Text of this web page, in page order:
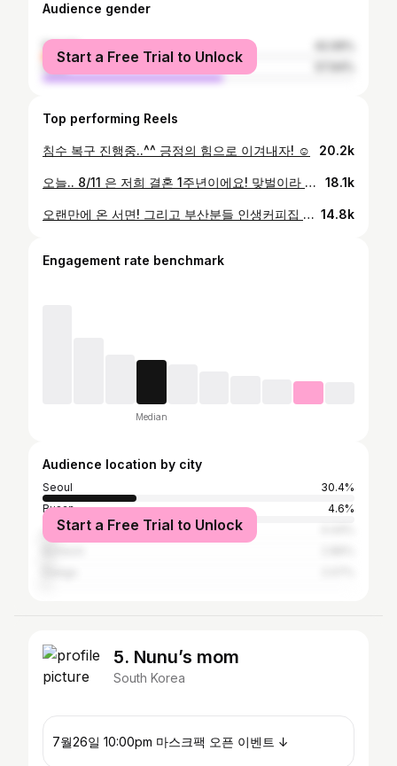
Audience gender
female
male
Start a Free Trial to Unlock
Top performing Reels
침수 복구 진행중..^^ 긍정의 힘으로 이겨내자! ☺️ 20.2k
오늘.. 8/11 은 저희 결혼 1주년이에요! 맞벌이라 주말에 1박으로 미리 부산 다녀왔다능 🙈 18.1k
오랜만에 온 서면! 그리고 부산분들 인생커피집 @naive_brewers 필터커피 중에서 어짜구저쩌구 바나나 꼭 드세요… 말도안되게 맛남 🥹 14.8k
Engagement rate benchmark
Median
Audience location by city
Seoul
30.4%
Busan
4.6%
JejuStart a Free Trial to Unlock
5. Nunu’s mom
South Korea
7월26일 10:00pm 마스크팩 오픈 이벤트 ↓